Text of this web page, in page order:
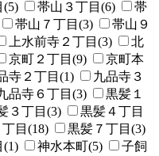
(5) 帯山３丁目(6)
帯
帯山７丁目(3)
帯山９
上水前寺２丁目(3)
北
京町２丁目(9)
京町本
寺２丁目(1)
九品寺３
品寺６丁目(3)
黒髪１
３丁目(3)
黒髪４丁目
目(18)
黒髪７丁目(3)
(1) 神水本町(5)
子飼